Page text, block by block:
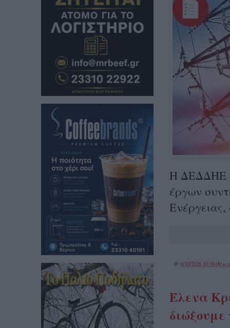
H ΔΕΔΔΗΕ
έργων
@ 6/10/2026 10:36:00
Έλενα